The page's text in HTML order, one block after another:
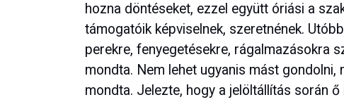
hozna döntéseket, ezzel együtt óriási a
támogatóik képviselnek, szeretnének.
perekre, fenyegetésekre, rágalmazásokra
mondta. Nem lehet ugyanis mást
mondta. Jelezte, hogy a jelöltállítás során